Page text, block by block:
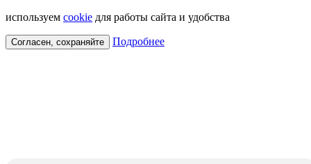
используем cookie для работы сайта и удобства
Согласен, сохраняйте Подробнее